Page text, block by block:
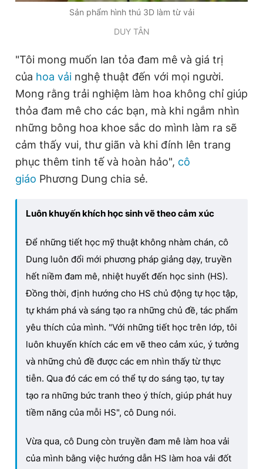
Sản phẩm hình thú 3D làm từ vải
DUY TÂN
"Tôi mong muốn lan tỏa đam mê và giá trị
của hoa vải nghệ thuật đến với mọi người.
Mong rằng trải nghiệm làm hoa không chỉ giúp
thỏa đam mê cho các bạn, mà khi ngắm nhìn
những bông hoa khoe sắc do mình làm ra sẽ
cảm thấy vui, thư giãn và khi đính lên trang
phục thêm tinh tế và hoàn hảo", cô
giáo Phương Dung chia sẻ.
Luôn khuyến khích học sinh vẽ theo cảm xúc
Để những tiết học mỹ thuật không nhàm chán, cô
Dung luôn đổi mới phương pháp giảng dạy, truyền
hết niềm đam mê, nhiệt huyết đến học sinh (HS).
Đồng thời, định hướng cho HS chủ động tự học tập,
tự khám phá và sáng tạo ra những chủ đề, tác phẩm
yêu thích của mình. "Với những tiết học trên lớp, tôi
luôn khuyến khích các em vẽ theo cảm xúc, ý tưởng
và những chủ đề được các em nhìn thấy từ thực
tiễn. Qua đó các em có thể tự do sáng tạo, tự tay
tạo ra những bức tranh theo ý thích, giúp phát huy
tiềm năng của mỗi HS", cô Dung nói.
Vừa qua, cô Dung còn truyền đam mê làm hoa vải
của mình bằng việc hướng dẫn HS làm hoa vải đốt